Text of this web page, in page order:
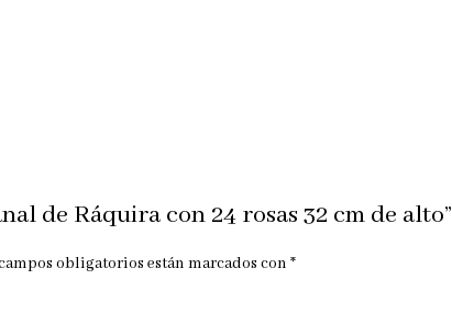
de Ráquira con 24 rosas 32 cm de alto”
obligatorios están marcados con *